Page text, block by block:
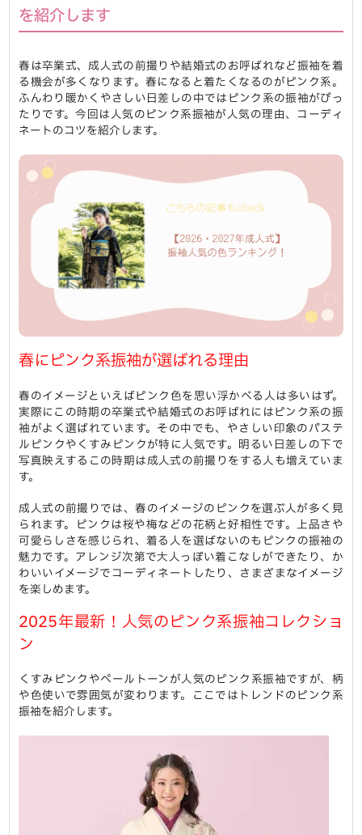
を紹介します
春は卒業式、成人式の前撮りや結婚式のお呼ばれなど振袖を着
る機会が多くなります。春になると着たくなるのがピンク系。
ふんわり暖かくやさしい日差しの中ではピンク系の振袖がぴっ
たりです。今回は人気のピンク系振袖が人気の理由、コーディ
ネートのコツを紹介します。
春にピンク系振袖が選ばれる理由
春のイメージといえばピンク色を思い浮かべる人は多いはず。
実際にこの時期の卒業式や結婚式のお呼ばれにはピンク系の振
袖がよく選ばれています。その中でも、やさしい印象のパステ
ルピンクやくすみピンクが特に人気です。明るい日差しの下で
写真映えするこの時期は成人式の前撮りをする人も増えていま
す。
成人式の前撮りでは、春のイメージのピンクを選ぶ人が多く見
られます。ピンクは桜や梅などの花柄と好相性です。上品さや
可愛らしさを感じられ、着る人を選ばないのもピンクの振袖の
魅力です。アレンジ次第で大人っぽい着こなしができたり、か
わいいイメージでコーディネートしたり、さまざまなイメージ
を楽しめます。
2025年最新！人気のピンク系振袖コレクショ
ン
くすみピンクやペールトーンが人気のピンク系振袖ですが、柄
や色使いで雰囲気が変わります。ここではトレンドのピンク系
振袖を紹介します。